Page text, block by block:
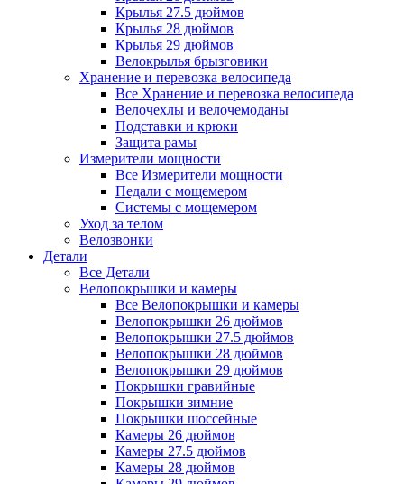
Крылья 27.5 дюймов
Крылья 28 дюймов
Крылья 29 дюймов
Велокрылья брызговики
Хранение и перевозка велосипеда
Все Хранение и перевозка велосипеда
Велочехлы и велочемоданы
Подставки и крюки
Защита рамы
Измерители мощности
Все Измерители мощности
Педали с мощемером
Системы с мощемером
Уход за телом
Велозвонки
Детали
Все Детали
Велопокрышки и камеры
Все Велопокрышки и камеры
Велопокрышки 26 дюймов
Велопокрышки 27.5 дюймов
Велопокрышки 28 дюймов
Велопокрышки 29 дюймов
Покрышки гравийные
Покрышки зимние
Покрышки шоссейные
Камеры 26 дюймов
Камеры 27.5 дюймов
Камеры 28 дюймов